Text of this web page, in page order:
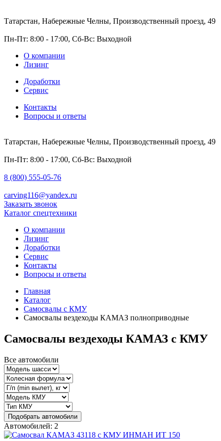
Татарстан, Набережные Челны, Производственный проезд, 49
Пн-Пт: 8:00 - 17:00, Сб-Вс: Выходной
О компании
Лизинг
Доработки
Сервис
Контакты
Вопросы и ответы
Татарстан, Набережные Челны, Производственный проезд, 49
Пн-Пт: 8:00 - 17:00, Сб-Вс: Выходной
8 (800) 555-05-76
carving116@yandex.ru
Заказать звонок
Каталог спецтехники
О компании
Лизинг
Доработки
Сервис
Контакты
Вопросы и ответы
Главная
Каталог
Самосвалы с КМУ
Самосвалы вездеходы КАМАЗ полноприводные
Самосвалы вездеходы КАМАЗ с КМУ
Все автомобили
Подобрать автомобили
Автомобилей: 2